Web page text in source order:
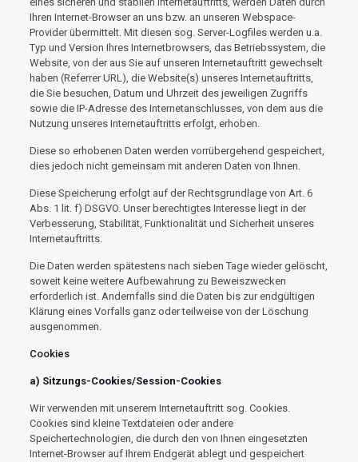
Ihren Internet-Browser an uns bzw. an unseren Webspace-
Provider übermittelt. Mit diesen sog. Server-Logfiles werden u.a.
Typ und Version Ihres Internetbrowsers, das Betriebssystem, die
Website, von der aus Sie auf unseren Internetauftritt gewechselt
haben (Referrer URL), die Website(s) unseres Internetauftritts,
die Sie besuchen, Datum und Uhrzeit des jeweiligen Zugriffs
sowie die IP-Adresse des Internetanschlusses, von dem aus die
Nutzung unseres Internetauftritts erfolgt, erhoben.
Diese so erhobenen Daten werden vorrübergehend gespeichert,
dies jedoch nicht gemeinsam mit anderen Daten von Ihnen.
Diese Speicherung erfolgt auf der Rechtsgrundlage von Art. 6
Abs. 1 lit. f) DSGVO. Unser berechtigtes Interesse liegt in der
Verbesserung, Stabilität, Funktionalität und Sicherheit unseres
Internetauftritts.
Die Daten werden spätestens nach sieben Tage wieder gelöscht,
soweit keine weitere Aufbewahrung zu Beweiszwecken
erforderlich ist. Andernfalls sind die Daten bis zur endgültigen
Klärung eines Vorfalls ganz oder teilweise von der Löschung
ausgenommen.
Cookies
a) Sitzungs-Cookies/Session-Cookies
Wir verwenden mit unserem Internetauftritt sog. Cookies.
Cookies sind kleine Textdateien oder andere
Speichertechnologien, die durch den von Ihnen eingesetzten
Internet-Browser auf Ihrem Endgerät ablegt und gespeichert